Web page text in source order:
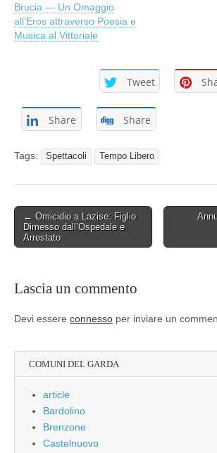
Brucia — Un Omaggio
all’Eros attraverso Poesia e
Musica al Vittoriale
Tweet
Share Share
Tags: Spettacoli Tempo Libero
Post
navigation
← Omicidio a Lazise: Figlio
Dimesso dall’Ospedale e
Arrestato
Lascia un commento
Devi essere connesso per inviare un
COMUNI DEL GARDA
article
Bardolino
Brenzone
Castelnuovo